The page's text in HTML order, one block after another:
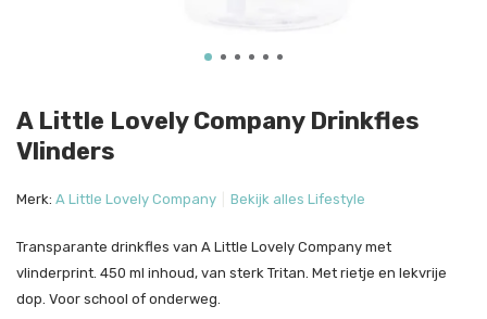
A Little Lovely Company Drinkfles
Vlinders
Merk: A Little Lovely Company Bekijk alles Lifestyle
Transparante drinkfles van A Little Lovely Company met
vlinderprint. 450 ml inhoud, van sterk Tritan. Met rietje en lekvrije
dop. Voor school of onderweg.